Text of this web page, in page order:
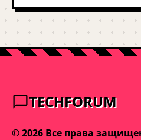
TECHFORUM
© 2026 Все права